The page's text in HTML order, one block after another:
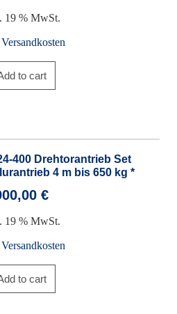
19 % MwSt.
Versandkosten
to cart
400 Drehtorantrieb Set
4 m bis 650 kg *
€
19 % MwSt.
Versandkosten
to cart